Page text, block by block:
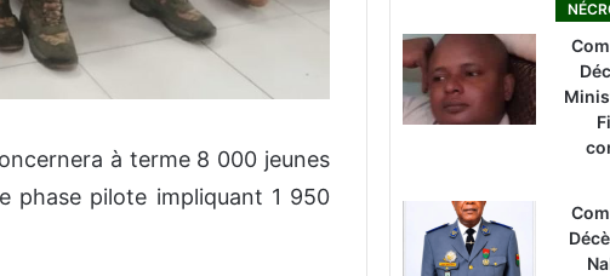
à terme 8 000 jeunes
phase pilote impliquant 1 950